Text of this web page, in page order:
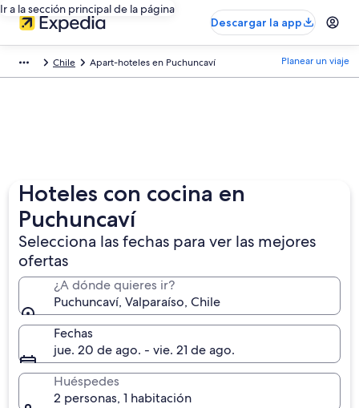
Ir a la sección principal de la página
Descargar la app
Chile Apart-hoteles en Puchuncaví Planear un viaje
Hoteles con cocina en
Puchuncaví
Selecciona las fechas para ver las mejores
ofertas
¿A dónde quieres ir?
Puchuncaví, Valparaíso, Chile
Fechas
jue. 20 de ago. - vie. 21 de ago.
Huéspedes
2 personas, 1 habitación